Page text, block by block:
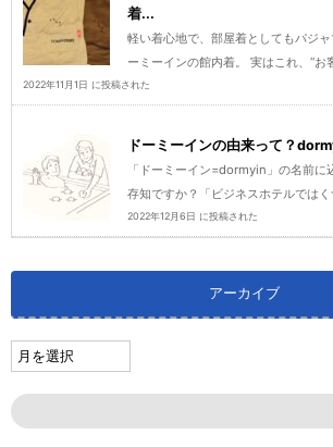
着...
軽い着心地で、部屋着としてもパジ
ーミーインの館内着。 実はこれ、“お
2022年11月1日 に投稿された
ドーミーインの由来って？
「ドーミーイン=dormyin」の名前に
存知ですか？「ビジネスホテルでは
2022年12月6日 に投稿された
アーカイブ